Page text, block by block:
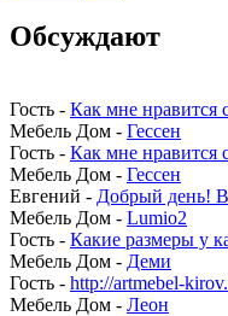
Обсуждают
Гость - Как мне нравится
Мебель Дом - Гессен
Гость - Как мне нравится
Мебель Дом - Гессен
Евгений - Добрый день!
Мебель Дом - Lumio2
Гость - Какие размеры у
Мебель Дом - Деми
Гость - http://artmebel-
Мебель Дом - Леон